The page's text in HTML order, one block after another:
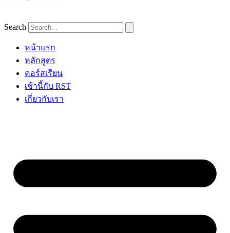
Search
หน้าแรก
หลักสูตร
คอร์สเรียน
เช้านี้กับ RST
เกี่ยวกับเรา